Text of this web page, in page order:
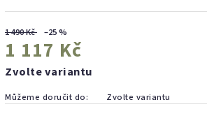
1 490 Kč –25 %
1 117 Kč
Zvolte variantu
Můžeme doručit do: Zvolte variantu